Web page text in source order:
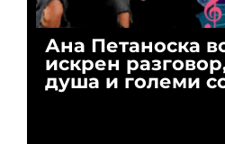
Ана Петаноска
искрен
душа и големи